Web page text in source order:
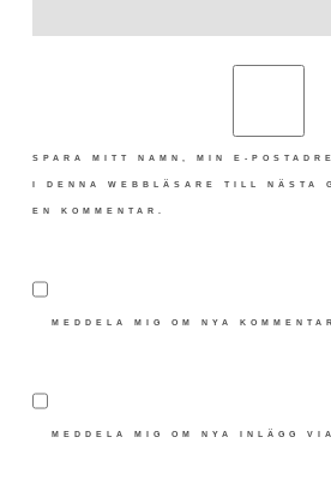
SPARA MITT NAMN, MIN E-
I DENNA WEBBLÄSARE TILL NÄSTA
EN KOMMENTAR.
MEDDELA MIG OM NYA
MEDDELA MIG OM NYA INLÄGG